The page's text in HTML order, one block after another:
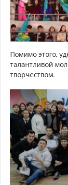
Помимо этого,
талантливой
творчеством.